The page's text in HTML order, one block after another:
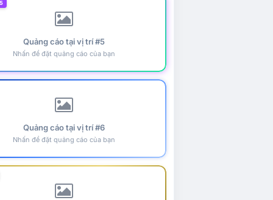
Quảng cáo tại vị trí #5
Nhấn để đặt quảng cáo của bạn
Quảng cáo tại vị trí #6
Nhấn để đặt quảng cáo của bạn